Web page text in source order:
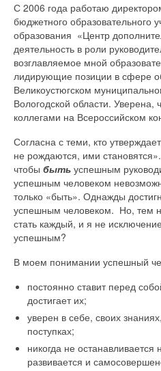
С 2006 года работаю
бюджетного образовательного
образования «Центр
деятельность в роли
возглавляемое мной
лидирующие позиции в сфере
Великоустюгском
Вологодской области. Уверена,
коллегами на Всероссийском
Согласна с теми, кто
не рождаются, ими
чтобы быть успешным
успешным человеком
только «быть». Однажды
успешным человеком. Но, тем
стать каждый, и я не
успешным?
В моем понимании успешный
постоянно ставит перед
достигает их;
уверен в себе, своих
поступках;
никогда не останавливается
развивается и